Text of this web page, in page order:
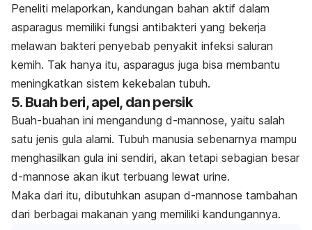
Peneliti melaporkan, kandungan bahan aktif dalam
asparagus memiliki fungsi antibakteri yang bekerja
melawan bakteri penyebab penyakit infeksi saluran
kemih. Tak hanya itu, asparagus juga bisa membantu
meningkatkan sistem kekebalan tubuh.
5. Buah beri, apel, dan persik
Buah-buahan ini mengandung d-mannose, yaitu salah
satu jenis gula alami. Tubuh manusia sebenarnya mampu
menghasilkan gula ini sendiri, akan tetapi sebagian besar
d-mannose akan ikut terbuang lewat urine.
Maka dari itu, dibutuhkan asupan d-mannose tambahan
dari berbagai makanan yang memiliki kandungannya.